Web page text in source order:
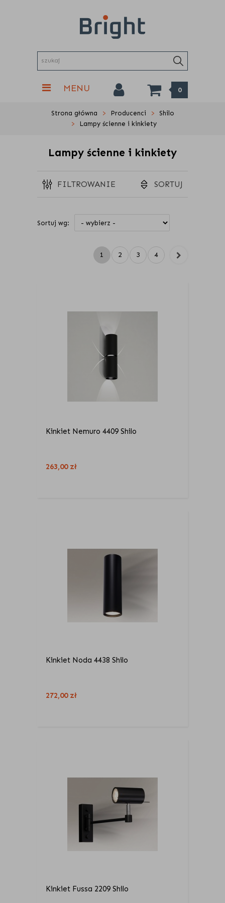
MENU 0
Strona główna Producenci
Shilo
Lampy ścienne i kinkiety
Lampy ścienne i kinkiety
FILTROWANIE SORTUJ
Sortuj wg:
1 2 3 4
Kinkiet Nemuro 4409 Shilo
263,00 zł
Kinkiet Noda 4438 Shilo
272,00 zł
Kinkiet Fussa 2209 Shilo